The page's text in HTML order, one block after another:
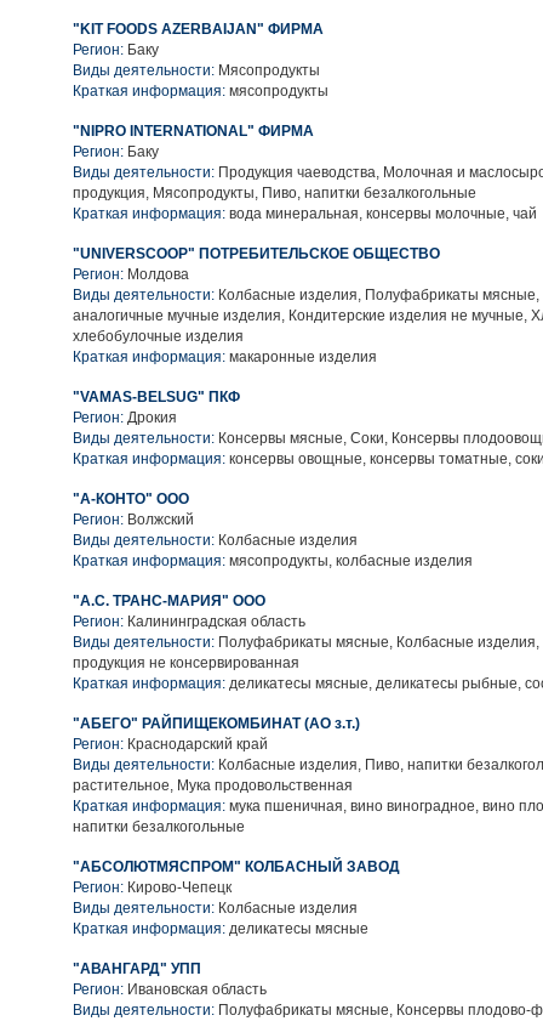
"KIT FOODS AZERBAIJAN" ФИРМА
Регион: Баку
Виды деятельности: Мясопродукты
Краткая информация: мясопродукты
"NIPRO INTERNATIONAL" ФИРМА
Регион: Баку
Виды деятельности: Продукция чаеводства, Молочная и
продукция, Мясопродукты, Пиво, напитки безалкогольные
Краткая информация: вода минеральная, консервы молочные, чай
"UNIVERSCOOP" ПОТРЕБИТЕЛЬСКОЕ ОБЩЕСТВО
Регион: Молдова
Виды деятельности: Колбасные изделия, Полуфабрикаты
аналогичные мучные изделия, Кондитерские изделия не мучные,
хлебобулочные изделия
Краткая информация: макаронные изделия
"VAMAS-BELSUG" ПКФ
Регион: Дрокия
Виды деятельности: Консервы мясные, Соки, Консервы
Краткая информация: консервы овощные, консервы томатные,
"А-КОНТО" ООО
Регион: Волжский
Виды деятельности: Колбасные изделия
Краткая информация: мясопродукты, колбасные изделия
"А.С. ТРАНС-МАРИЯ" ООО
Регион: Калининградская область
Виды деятельности: Полуфабрикаты мясные, Колбасные
продукция не консервированная
Краткая информация: деликатесы мясные, деликатесы рыбные,
"АБЕГО" РАЙПИЩЕКОМБИНАТ (АО з.т.)
Регион: Краснодарский край
Виды деятельности: Колбасные изделия, Пиво, напитки
растительное, Мука продовольственная
Краткая информация: мука пшеничная, вино виноградное, вино
напитки безалкогольные
"АБСОЛЮТМЯСПРОМ" КОЛБАСНЫЙ ЗАВОД
Регион: Кирово-Чепецк
Виды деятельности: Колбасные изделия
Краткая информация: деликатесы мясные
"АВАНГАРД" УПП
Регион: Ивановская область
Виды деятельности: Полуфабрикаты мясные, Консервы плодово-